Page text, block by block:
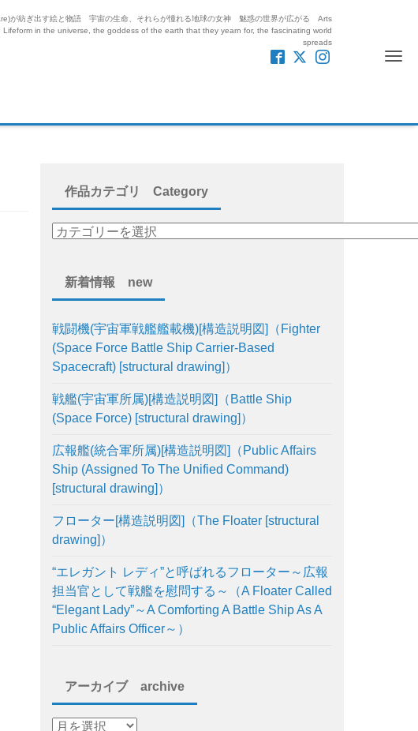
が紡ぎ出す絵と物語 宇宙の生命、それらが憧れる地球の女神 魅惑の世界が広がる Arts
in the universe, the goddess of the earth that they yearn for, the fascinating world
spreads
作品カテゴリ Category
新着情報 new
戦闘機(宇宙軍戦艦艦載機)[構造説明図]（Fighter
(Space Force Battle Ship Carrier-Based
Spacecraft) [structural drawing]）
戦艦(宇宙軍所属)[構造説明図]（Battle Ship
(Space Force) [structural drawing]）
広報艦(統合軍所属)[構造説明図]（Public Affairs
Ship (Assigned To The Unified Command)
[structural drawing]）
フローター[構造説明図]（The Floater [structural
drawing]）
“エレガント レディ”と呼ばれるフローター～広報
担当官として戦艦を慰問する～（A Floater Called
“Elegant Lady”～A Comforting A Battle Ship As A
Public Affairs Officer～）
アーカイブ archive